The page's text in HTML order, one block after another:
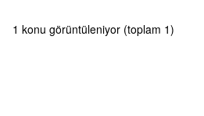
1 konu görüntüleniyor (toplam 1)